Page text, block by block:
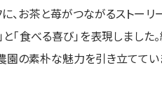
に、お茶と苺がつながるスト
と「食べる喜び」を表現しまし
園の素朴な魅力を引き立ててい